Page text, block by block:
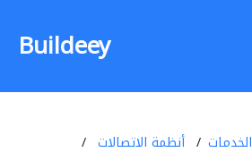
Buildeey
الخدمات
أنظمة الاتصالات